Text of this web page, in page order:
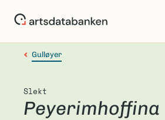
Gulløyer
Slekt
Peyerimhoffina